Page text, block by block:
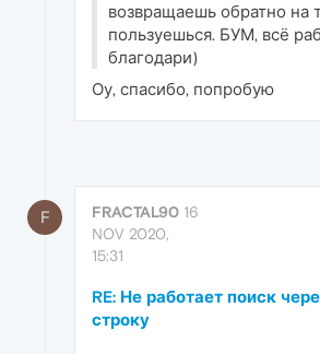
возвращаешь обратно на
пользуешься. БУМ, всё
благодари)
Оу, спасибо, попробую
F FRACTAL90 16
NOV 2020,
15:31
RE: Не работает поиск
строку